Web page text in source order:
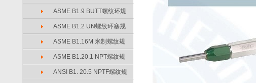
ASME B1.9 BUTT螺纹环规
ASME B1.2 UN螺纹环塞规
ASME B1.16M 米制螺纹规
ASME B1.20.1 NPT螺纹规
ANSI B1. 20.5 NPTF螺纹规